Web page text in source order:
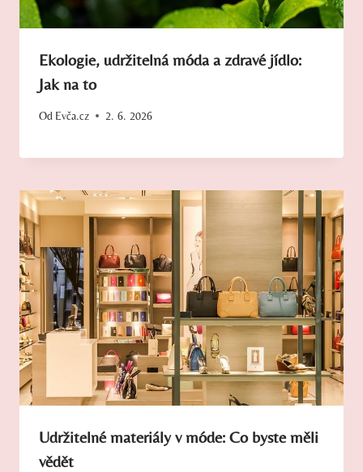
Ekologie, udržitelná móda a zdravé jídlo:
Jak na to
Od Evča.cz 2. 6. 2026
Udržitelné materiály v móde: Co byste měli
vědět